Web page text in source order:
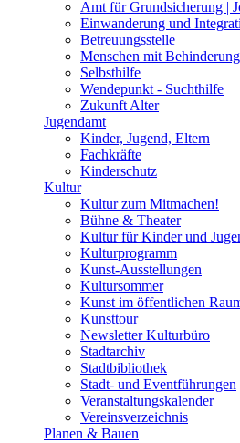
Amt für Grundsicherung |
Einwanderung und
Betreuungsstelle
Menschen mit Behinderung
Selbsthilfe
Wendepunkt - Suchthilfe
Zukunft Alter
Jugendamt
Kinder, Jugend, Eltern
Fachkräfte
Kinderschutz
Kultur
Kultur zum Mitmachen!
Bühne & Theater
Kultur für Kinder und
Kulturprogramm
Kunst-Ausstellungen
Kultursommer
Kunst im öffentlichen
Kunsttour
Newsletter Kulturbüro
Stadtarchiv
Stadtbibliothek
Stadt- und Eventführungen
Veranstaltungskalender
Vereinsverzeichnis
Planen & Bauen